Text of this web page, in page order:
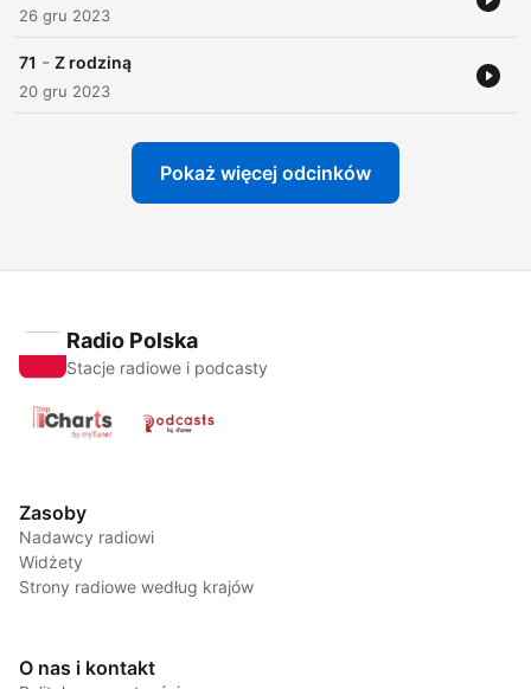
26 gru 2023
71 - Z rodziną
20 gru 2023
Pokaż więcej odcinków
Radio Polska
Stacje radiowe i podcasty
Zasoby
Nadawcy radiowi
Widżety
Strony radiowe według krajów
O nas i kontakt